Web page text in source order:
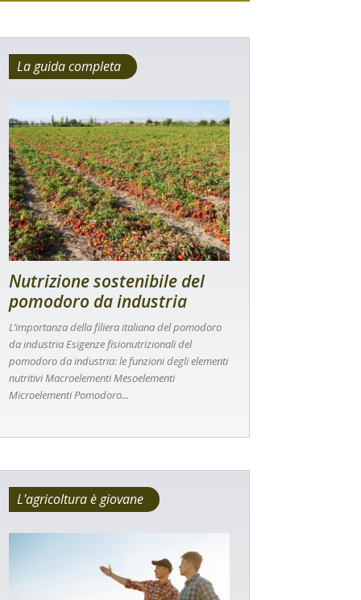
La guida completa
Nutrizione sostenibile del
pomodoro da industria
L’importanza della filiera italiana del pomodoro
da industria Esigenze fisionutrizionali del
pomodoro da industria: le funzioni degli elementi
nutritivi Macroelementi Mesoelementi
Microelementi Pomodoro...
L'agricoltura è giovane